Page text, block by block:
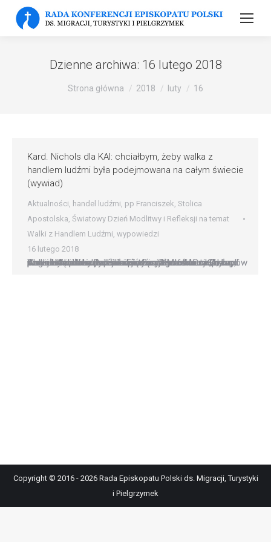
Dzienne archiwa: 16 lutego 2018
Strona główna 2018 luty 16
Kard. Nichols dla KAI: chciałbym, żeby walka z
handlem ludźmi była podejmowana na całym świecie
(wywiad)
Aktualności, handel ludźmi, pp Franciszek, Stolica
Apostolska, Światowy Dzień Modlitwy i Refleksji na temat
Walki z Handlem Ludźmi, wypowiedzi
16 lutego 2018
Chciałbym, żeby działalność Santa Marta Group, czyli walka z handlem ludźmi i pomoc jego ofiarom, była podejmowana i rozwijała się na całym świecie, na szczeblach lokalnych – mówi w rozmowie z KAI kard. Vincent Nichols. Przewodniczący Konferencji Biskupów Anglii i Walii kieruje też inicjatywą Santa Marta Group, powołaną przez papieża Franciszka do przeciwdziałania handlowi ludźmi…
Copyright © 2016 - 2026 Rada Episkopatu Polski ds. Migracji, Turystyki
i Pielgrzymek